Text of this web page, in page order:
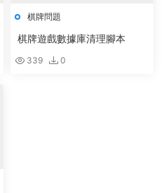
棋牌問題
棋牌遊戲數據庫清理腳本
339 0